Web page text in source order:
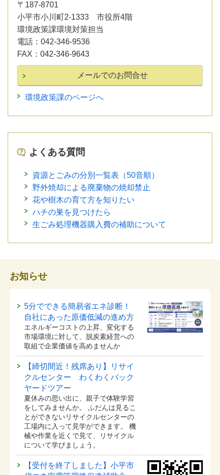
〒187-8701
小平市小川町2-1333 市役所4階
環境政策課環境対策担当
電話： 042-346-9536
FAX： 042-346-9643
環境政策課のページへ
よくある質問
資源とごみの分別一覧表（50音順）
野外焼却による廃棄物の焼却禁止
花や樹木の育て方を知りたい
ハチの巣を見つけたら
生ごみ処理機器購入費の補助について
お知らせ
5分でできる簡易省エネ診断！
自社にあった原価低減の進め方
エネルギーコストの上昇、変化する
市場環境に対して、脱炭素経営への
取組で企業価値を高めませんか
【締切間近！残席あり】リサイ
クルセンター わくわくバック
ヤードツアー
夏休みの思い出に、親子で体験学習
をしてみませんか。 ふだんは見るこ
とができないリサイクルセンターの
工場内に入って見学ができます。 機
械や作業を近くで見て、リサイクル
について学びましょう。
【受付を終了しました】小平市